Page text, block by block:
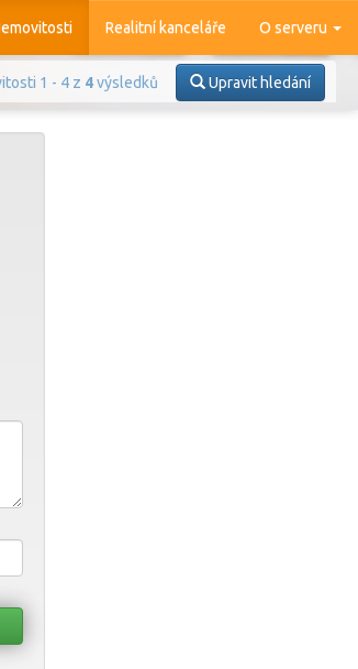
Realitní kanceláře O serveru
1 - 4 z 4výsledků Upravit hledání